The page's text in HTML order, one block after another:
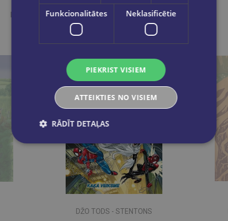
Ieskaties, varbūt noder
DŽO TODS - STENTONS
Funkcionalitātes Neklasificētie
PIEKRIST VISIEM
ATTEIKTIES NO VISIEM
RĀDĪT DETAĻAS